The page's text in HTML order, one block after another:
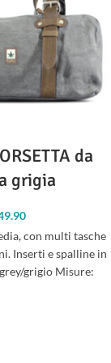
da
grigia
con multi tasche
Inserti e spalline in
grigio Misure: